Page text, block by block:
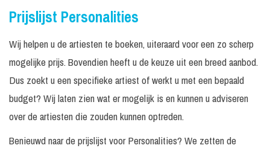
Prijslijst Personalities
Wij helpen u de artiesten te boeken, uiteraard voor een zo scherp
mogelijke prijs. Bovendien heeft u de keuze uit een breed aanbod.
Dus zoekt u een specifieke artiest of werkt u met een bepaald
budget? Wij laten zien wat er mogelijk is en kunnen u adviseren
over de artiesten die zouden kunnen optreden.
Benieuwd naar de prijslijst voor Personalities? We zetten de